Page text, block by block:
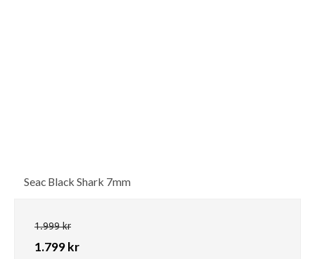
Seac Black Shark 7mm
1.999 kr
1.799 kr